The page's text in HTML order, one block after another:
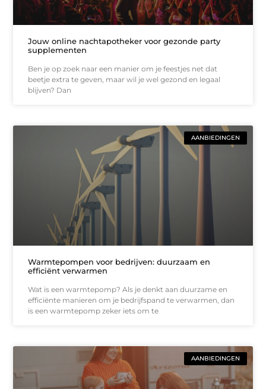
Jouw online nachtapotheker voor gezonde party
supplementen
Ben je op zoek naar een manier om je feestjes net dat
beetje extra te geven, maar wil je wel gezond en legaal
blijven? Dan
AANBIEDINGEN
Warmtepompen voor bedrijven: duurzaam en
efficiënt verwarmen
Wat is een warmtepomp? Als je denkt aan duurzame en
efficiënte manieren om je bedrijfspand te verwarmen, dan
is een warmtepomp zeker iets om te
AANBIEDINGEN